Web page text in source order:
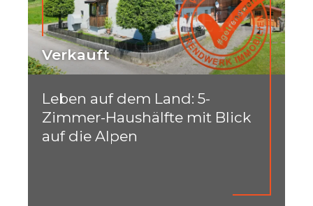
Verkauft
Leben auf dem Land: 5-
Zimmer-Haushälfte mit Blick
auf die Alpen